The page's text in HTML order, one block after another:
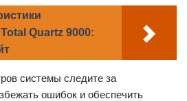
Quartz 9000:
системы следите за
ошибок и обеспечить